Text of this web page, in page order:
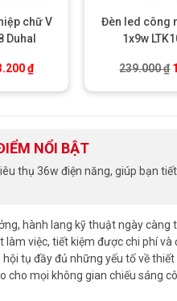
chữ V
Duhal
gốc là: 376.000 ₫.
₫Giá hiện tại là: 263.200 ₫.
Đèn led công
1x9w
239.000₫
NỔI BẬT
thụ 36w điện năng, giúp bạn
hành lang kỹ thuật ngày càng
việc, tiết kiệm được chi phí và
hội tụ đầy đủ những yếu tố về
mọi không gian chiếu sáng